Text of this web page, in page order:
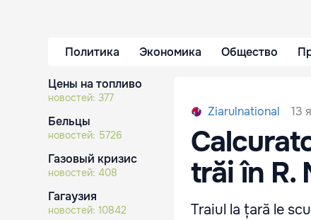
Политика Экономика Общество
Цены на топливо
новостей: 377
Бельцы
новостей: 5726
Газовый кризис
новостей: 408
Гагаузия
новостей: 10842
Ziarulnational 13
trăi în R.
Traiul la țară le